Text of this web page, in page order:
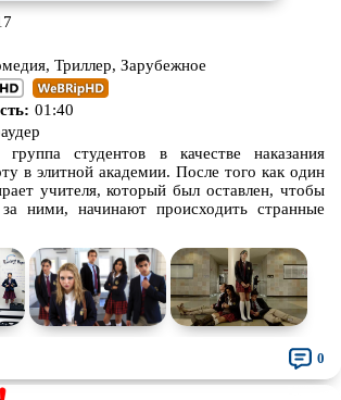
Про маньяков и
убийц
Про подростков
во времени Про роботов
Про снайперов
Про танки
Про хакеров
Триллер, Зарубежное
01:40
группа студентов в качестве наказания
в элитной академии. После того как один
учителя, который был оставлен, чтобы
за ними, начинают происходить странные
0